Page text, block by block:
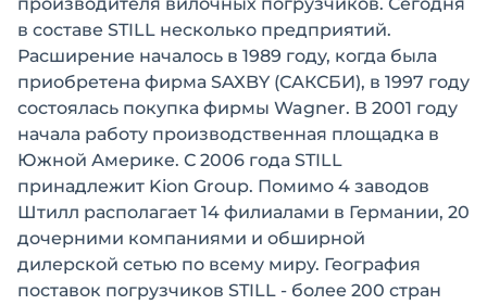
в составе STILL несколько предприятий.
Расширение началось в 1989 году, когда была
приобретена фирма SAXBY (САКСБИ), в 1997 году
состоялась покупка фирмы Wagner. В 2001 году
начала работу производственная площадка в
Южной Америке. С 2006 года STILL
принадлежит Kion Group. Помимо 4 заводов
Штилл располагает 14 филиалами в Германии, 20
дочерними компаниями и обширной
дилерской сетью по всему миру. География
поставок погрузчиков STILL - более 200 стран